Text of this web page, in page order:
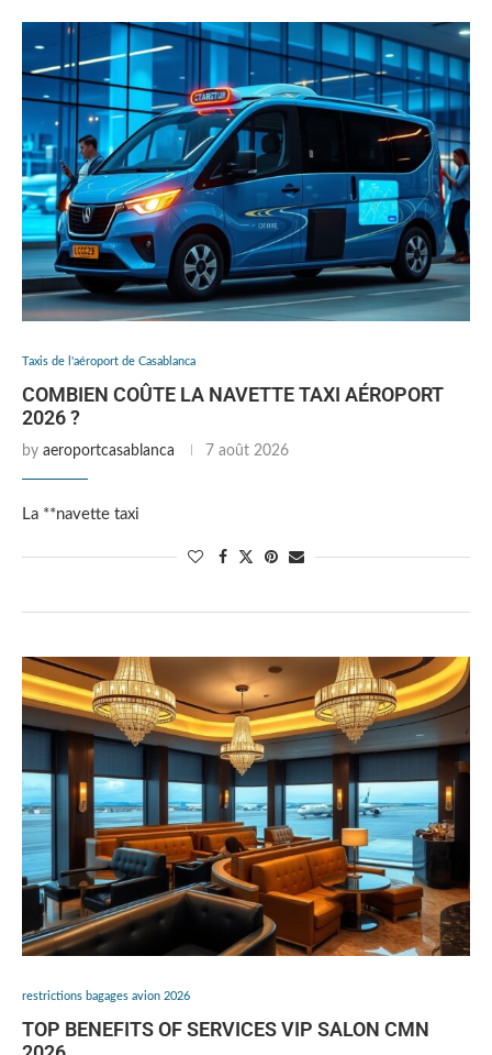
Taxis de l'aéroport de Casablanca
COMBIEN COÛTE LA NAVETTE TAXI AÉROPORT
2026 ?
by aeroportcasablanca 7 août 2026
La **navette taxi
restrictions bagages avion 2026
TOP BENEFITS OF SERVICES VIP SALON CMN